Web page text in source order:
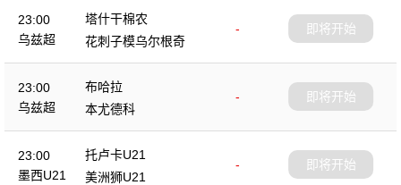
23:00
乌兹超
塔什干棉农
-
花刺子模乌尔根奇
即将开始
23:00
乌兹超
布哈拉
-
本尤德科
即将开始
23:00
墨西U21
托卢卡U21
-
美洲狮U21
即将开始